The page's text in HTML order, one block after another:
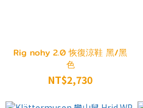
Rig nohy 2.0 恢復涼鞋 黑/黑
色
NT$2,730